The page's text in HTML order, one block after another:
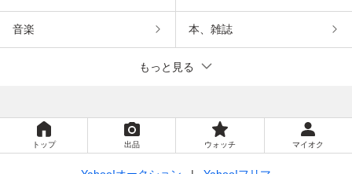
音楽 本、雑誌
もっと見る
トップ 出品 ウォッチ マイオク